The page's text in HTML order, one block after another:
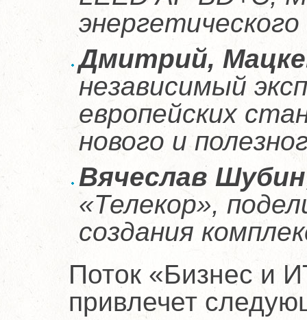
Дмитрий,
независимый
европейских
нового и
Вячеслав Шубин
«Телекор»,
создания
Поток «Бизнес и
привлечет